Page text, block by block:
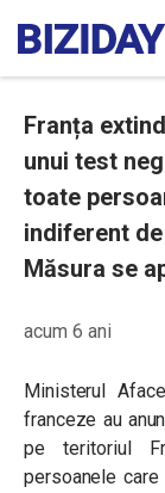
Franța
unui test
toate
indiferent
Măsura se
acum 6 ani
Ministerul
franceze au
pe teritoriul
persoanele